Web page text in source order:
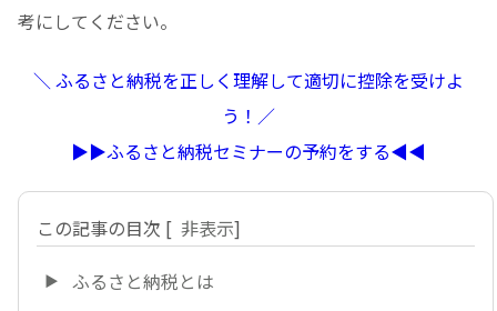
考にしてください。
＼ ふるさと納税を正しく理解して適切に控除を受けよ
う！／
▶︎▶︎ふるさと納税セミナーの予約をする◀︎◀︎
この記事の目次 [ 非表示]
ふるさと納税とは